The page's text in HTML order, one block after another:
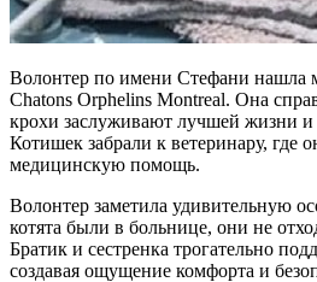
Волонтер по имени Стефани нашла
Chatons Orphelins Montreal. Она
крохи заслуживают лучшей жизни и
Котишек забрали к ветеринару, где
медицинскую помощь.
Волонтер заметила удивительную
котята были в больнице, они не
Братик и сестренка трогательно
создавая ощущение комфорта и